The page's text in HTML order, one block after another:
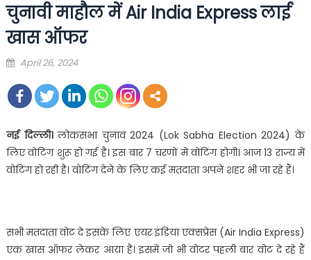
चुनावी माहौल में Air India Express लाई
खास ऑफर
Posted
April 26, 2024
नई दिल्ली।लोकसभा चुनाव 2024 (Lok Sabha Election 2024) के
लिए वोटिंग शुरू हो गई है। इस बार 7 चरणों में वोटिंग होगी। आज 13 राज्य में
वोटिंग हो रही है। वोटिंग देने के लिए कई मतदाता अपने शहर भी जा रहे हैं।
सभी मतदाता वोट दे इसके लिए एयर इंडिया एक्सप्रेस (Air India Express)
एक खास ऑफर लेकर आया है। इसमें जो भी वोटर पहली बार वोट दे रहे हैं